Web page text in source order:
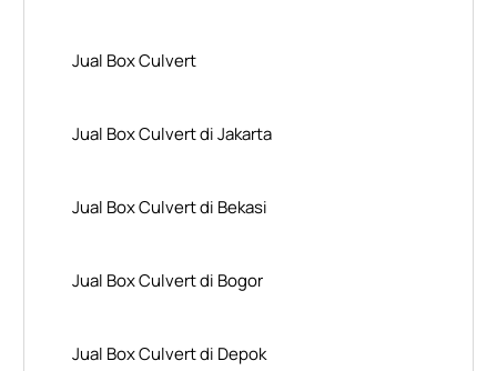
Jual Box Culvert
Jual Box Culvert di Jakarta
Jual Box Culvert di Bekasi
Jual Box Culvert di Bogor
Jual Box Culvert di Depok